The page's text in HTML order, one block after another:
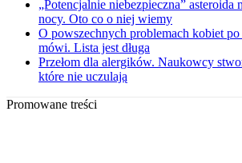
„Potencjalnie niebezpieczna”
nocy. Oto co o niej wiemy
O powszechnych problemach kobiet
mówi. Lista jest długa
Przełom dla alergików. Naukowcy
które nie uczulają
Promowane treści